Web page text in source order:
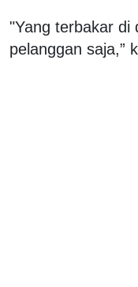
"Yang terbakar di
pelanggan saja,”